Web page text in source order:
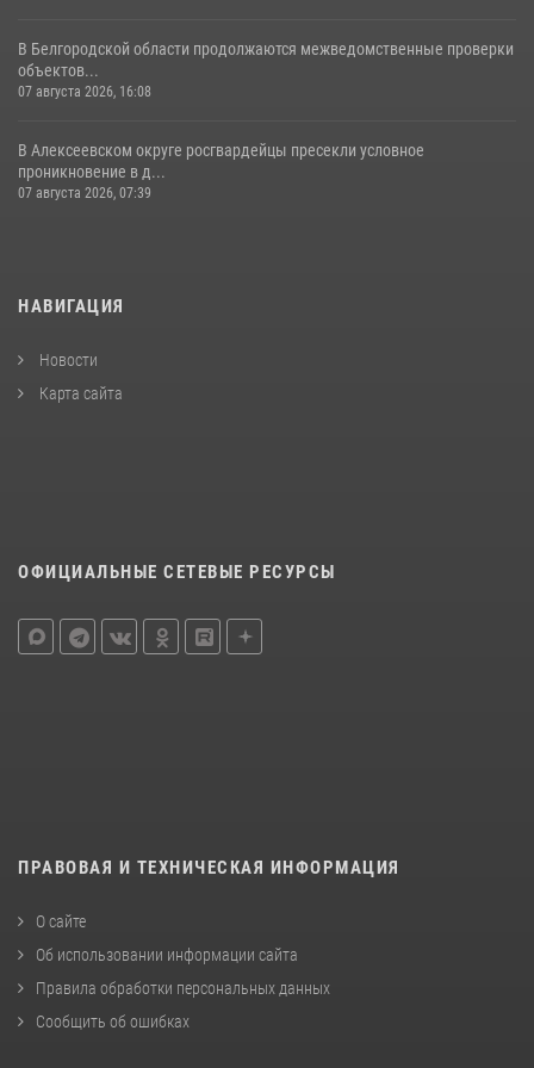
В Белгородской области продолжаются межведомственные проверки
объектов...
07 августа 2026, 16:08
В Алексеевском округе росгвардейцы пресекли условное
проникновение в д...
07 августа 2026, 07:39
НАВИГАЦИЯ
Новости
Карта сайта
ОФИЦИАЛЬНЫЕ СЕТЕВЫЕ РЕСУРСЫ
ПРАВОВАЯ И ТЕХНИЧЕСКАЯ ИНФОРМАЦИЯ
О сайте
Об использовании информации сайта
Правила обработки персональных данных
Сообщить об ошибках